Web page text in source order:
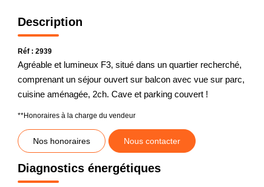
Description
Réf : 2939
Agréable et lumineux F3, situé dans un quartier recherché,
comprenant un séjour ouvert sur balcon avec vue sur parc,
cuisine aménagée, 2ch. Cave et parking couvert !
**Honoraires à la charge du vendeur
Nos honoraires Nous contacter
Diagnostics énergétiques